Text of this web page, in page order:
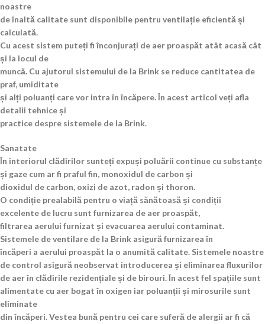
noastre
de înaltă calitate sunt disponibile pentru ventilație eficientă și
calculată.
Cu acest sistem puteți fi înconjurați de aer proaspăt atât acasă cât
și la locul de
muncă. Cu ajutorul sistemului de la Brink se reduce cantitatea de
praf, umiditate
și alți poluanți care vor intra în încăpere. În acest articol veți afla
detalii tehnice și
practice despre sistemele de la Brink.
Sanatate
În interiorul clădirilor sunteți expuși poluării continue cu substanțe
și gaze cum ar fi praful fin, monoxidul de carbon și
dioxidul de carbon, oxizi de azot, radon și thoron.
O condiție prealabilă pentru o viață sănătoasă și condiții
excelente de lucru sunt furnizarea de aer proaspăt,
filtrarea aerului furnizat și evacuarea aerului contaminat.
Sistemele de ventilare de la Brink asigură furnizarea în
încăperi a aerului proaspăt la o anumită calitate. Sistemele noastre
de control asigură neobservat introducerea și eliminarea fluxurilor
de aer în clădirile rezidențiale și de birouri. În acest fel spațiile sunt
alimentate cu aer bogat în oxigen iar poluanții și mirosurile sunt
eliminate
din încăperi. Vestea bună pentru cei care suferă de alergii ar fi că